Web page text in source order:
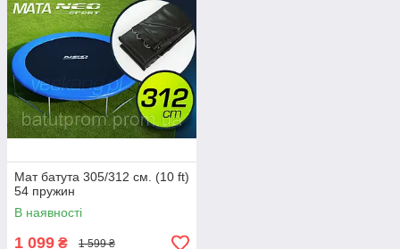
Мат батута 305/312 см. (10 ft)
54 пружин
В наявності
1 099 ₴ 1 599 ₴